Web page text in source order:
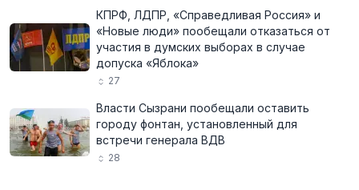
КПРФ, ЛДПР, «Справедливая Россия» и
«Новые люди» пообещали отказаться от
участия в думских выборах в случае
допуска «Яблока»
27
Власти Сызрани пообещали оставить
городу фонтан, установленный для
встречи генерала ВДВ
28